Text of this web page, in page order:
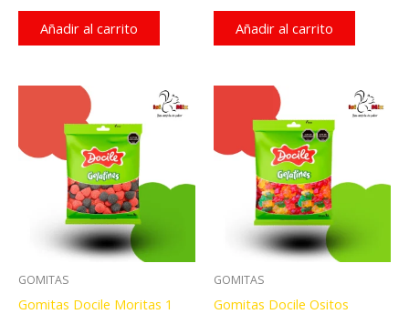
Añadir al carrito Añadir al carrito
GOMITAS
Gomitas Docile Moritas 1
GOMITAS
Gomitas Docile Ositos